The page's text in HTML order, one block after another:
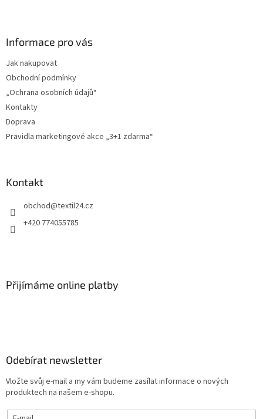
Informace pro vás
Jak nakupovat
Obchodní podmínky
„Ochrana osobních údajů“
Kontakty
Doprava
Pravidla marketingové akce „3+1 zdarma“
Kontakt
obchod@textil24.cz
+420 774055785
Přijímáme online platby
Odebírat newsletter
Vložte svůj e-mail a my vám budeme zasílat informace o nových
produktech na našem e-shopu.